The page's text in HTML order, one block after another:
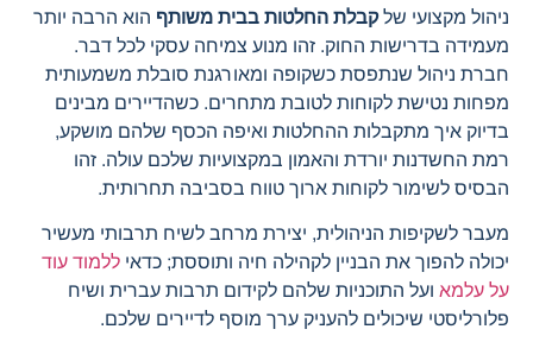
ניהול מקצועי שלקבלת החלטות בבית משותף הוא הרבה יותר
מעמידה בדרישות החוק. זהו מנוע צמיחה עסקי לכל דבר.
חברת ניהול שנתפסת כשקופה ומאורגנת סובלת משמעותית
מפחות נטישת לקוחות לטובת מתחרים. כשהדיירים מבינים
בדיוק איך מתקבלות ההחלטות ואיפה הכסף שלהם מושקע,
רמת החשדנות יורדת והאמון במקצועיות שלכם עולה. זהו
הבסיס לשימור לקוחות ארוך טווח בסביבה תחרותית.
מעבר לשקיפות הניהולית, יצירת מרחב לשיח תרבותי מעשיר
יכולה להפוך את הבניין לקהילה חיה ותוססת; כדאי ללמוד עוד
על עלמא ועל התוכניות שלהם לקידום תרבות עברית ושיח
פלורליסטי שיכולים להעניק ערך מוסף לדיירים שלכם.